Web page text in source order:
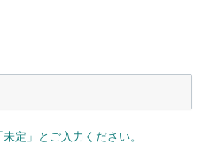
定」とご入力ください。